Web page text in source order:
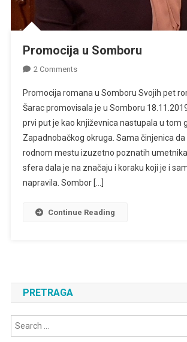
Promocija u Somboru
2 CommentsOn
U
Somboru
Promocija romana u Somboru Svojih pet
Šarac promovisala je u Somboru
prvi put je kao književnica nastupala u tom
Zapadnobačkog okruga. Sama činjenica da
rodnom mestu izuzetno poznatih
sfera dala je na značaju i koraku koji je i
napravila. Sombor […]
Continue Reading
PRETRAGA